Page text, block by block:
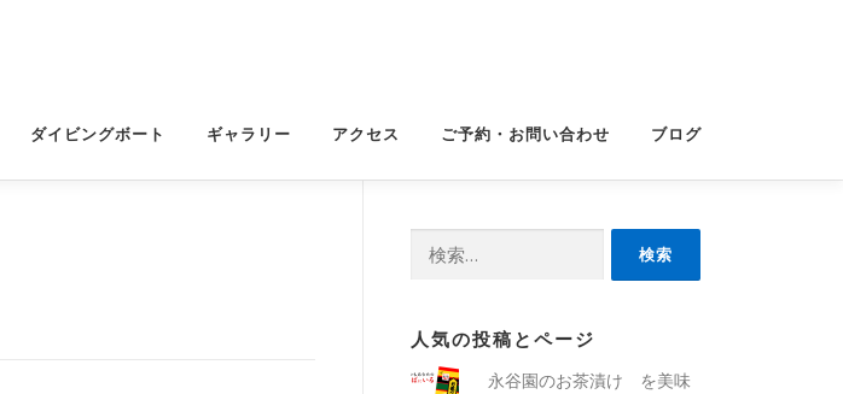
ダイビングボート ギャラリー アクセス ご予約・お問い合わせ ブログ
人気の投稿とページ
永谷園のお茶漬け を美味